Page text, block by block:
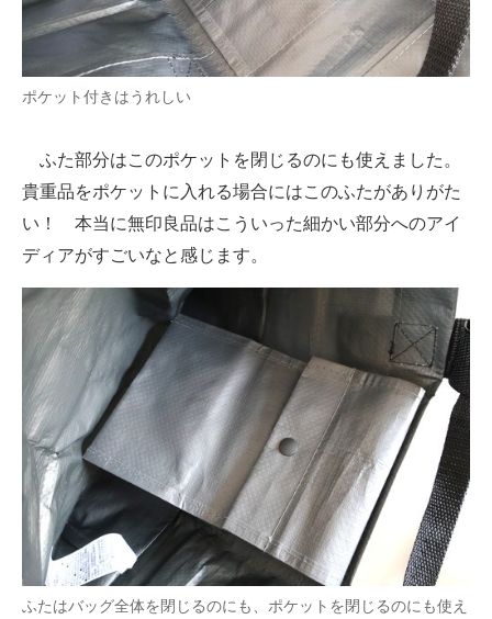
ポケット付きはうれしい
ふた部分はこのポケットを閉じるのにも使えました。
貴重品をポケットに入れる場合にはこのふたがありがた
い！ 本当に無印良品はこういった細かい部分へのアイ
ディアがすごいなと感じます。
ふたはバッグ全体を閉じるのにも、ポケットを閉じるのにも使え